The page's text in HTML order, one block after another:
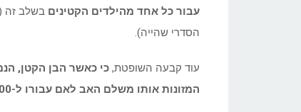
עבור כל אחד מהילדים הקטינים בשלב זה
הסדרי שהייה).
עוד קבעה השופטת,
המזונות אותו משלם האב לאם עבורו ל-500 שקלים בחודש בלבד